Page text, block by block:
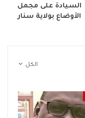
السيادة على مجمل
الأوضاع بولاية سنار
الكل